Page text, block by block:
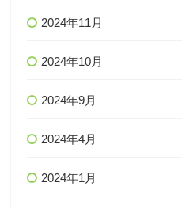
2024年11月
2024年10月
2024年9月
2024年4月
2024年1月